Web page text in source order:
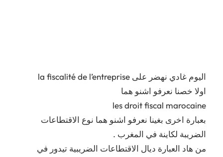
اليوم غادي نهضر على la fiscalité de l’entreprise
اولا خصنا نعرفو اشنو هما
les droit fiscal marocaine
بعبارة اخرى بغينا نعرفو اشنو هما نوع الاقتطاعات
الضريبة لكاينة في المغرب .
من هاد العبارة ديال الاقتطاعات الضريبية تيدور في